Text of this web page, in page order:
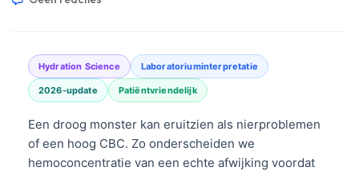
Hydration Science Laboratoriuminterpretatie
2026-update Patiëntvriendelijk
Een droog monster kan eruitzien als nierproblemen
of een hoog CBC. Zo onderscheiden we
hemoconcentratie van een echte afwijking voordat